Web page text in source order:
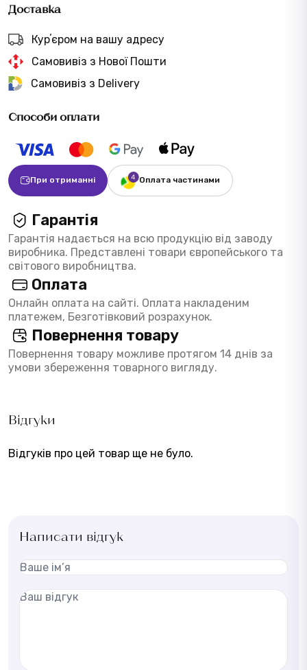
Доставка
Курʼєром на вашу адресу
Самовивіз з Нової Пошти
Самовивіз з Delivery
Способи оплати
При отриманні Оплата частинами
Гарантія
Гарантія надається на всю продукцію від заводу
виробника. Представлені товари європейського та
світового виробництва.
Оплата
Онлайн оплата на сайті. Оплата накладеним
платежем, Безготівковий розрахунок.
Повернення товару
Повернення товару можливе протягом 14 днів за
умови збереження товарного вигляду.
Відгуки
Відгуків про цей товар ще не було.
Написати відгук